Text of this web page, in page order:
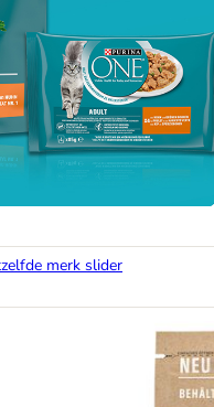
merk slider